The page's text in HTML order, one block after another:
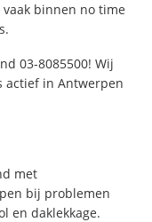
binnen no time
03-8085500! Wij
actief in Antwerpen
met
bij problemen
en daklekkage.